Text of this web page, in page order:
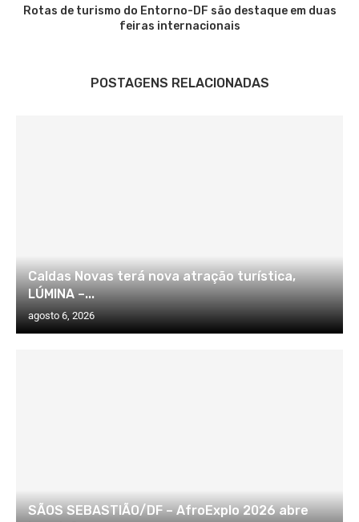
Rotas de turismo do Entorno-DF são destaque em duas
feiras internacionais
POSTAGENS RELACIONADAS
Caldas Novas terá nova atração turística,
LÚMINA –...
agosto 6, 2026
SÃOS SEBASTIÃO/DF – AfroExplo 2026 abre